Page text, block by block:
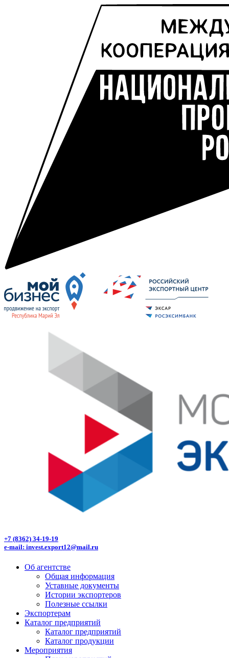
+7 (8362) 34-19-19
e-mail: invest.export12@mail.ru
Об агентстве
Общая информация
Уставные документы
Истории экспортеров
Полезные ссылки
Экспортерам
Каталог предприятий
Каталог предприятий
Каталог продукции
Мероприятия